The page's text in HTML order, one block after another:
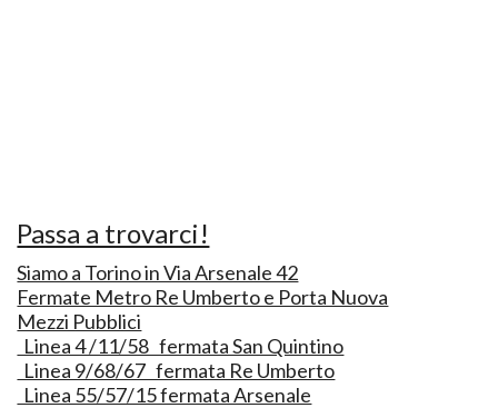
Passa a trovarci!
Siamo a Torino in Via Arsenale 42
Fermate Metro Re Umberto e Porta Nuova
Mezzi Pubblici
Linea 4 /11/58 fermata San Quintino
Linea 9/68/67 fermata Re Umberto
Linea 55/57/15 fermata Arsenale